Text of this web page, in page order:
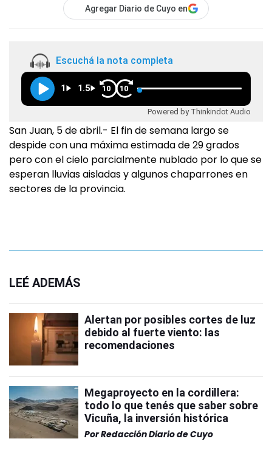
Agregar Diario de Cuyo en
Escuchá la nota completa
1 1.5 10 10
Powered by Thinkindot Audio
San Juan, 5 de abril.- El fin de semana largo se
despide con una máxima estimada de 29 grados
pero con el cielo parcialmente nublado por lo que se
esperan lluvias aisladas y algunos chaparrones en
sectores de la provincia.
LEÉ ADEMÁS
Alertan por posibles cortes de luz
debido al fuerte viento: las
recomendaciones
Megaproyecto en la cordillera:
todo lo que tenés que saber sobre
Vicuña, la inversión histórica
PorRedacción Diario de Cuyo